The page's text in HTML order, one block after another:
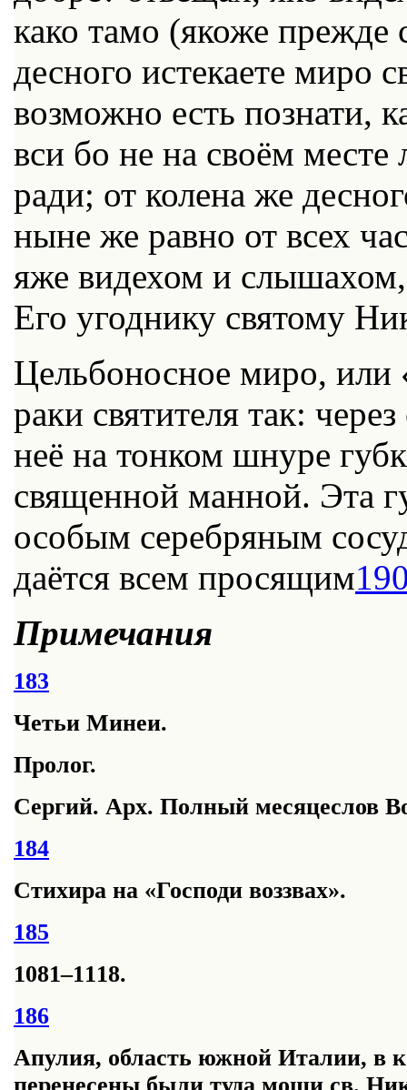
како тамо (якоже прежде
десного истекаете миро
возможно есть познати,
вси бо не на своём
ради; от колена же
ныне же равно от всех
яже видехом и слышахом,
Его угоднику святому
Цельбоносное миро, или
раки святителя так:
неё на тонком шнуре
священной манной. Эта
особым серебряным
даётся всем просящим
Примечания
183
Четьи Минеи.
Пролог.
Сергий. Арх. Полный месяцеслов
184
Стихира на «Господи воззвах».
185
1081–1118.
186
Апулия, область южной Италии, в